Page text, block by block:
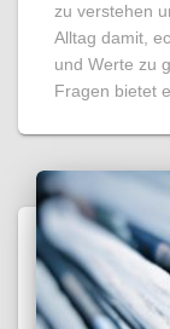
zu verstehen
Alltag damit,
und Werte zu
Fragen bietet